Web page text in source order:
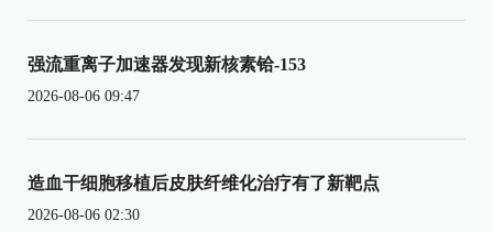
强流重离子加速器发现新核素铪-153
2026-08-06 09:47
造血干细胞移植后皮肤纤维化治疗有了新靶点
2026-08-06 02:30